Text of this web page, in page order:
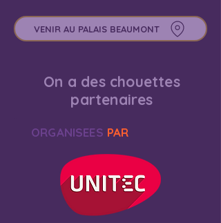
VENIR AU PALAIS BEAUMONT
On a des chouettes
partenaires
ORGANISEES PAR